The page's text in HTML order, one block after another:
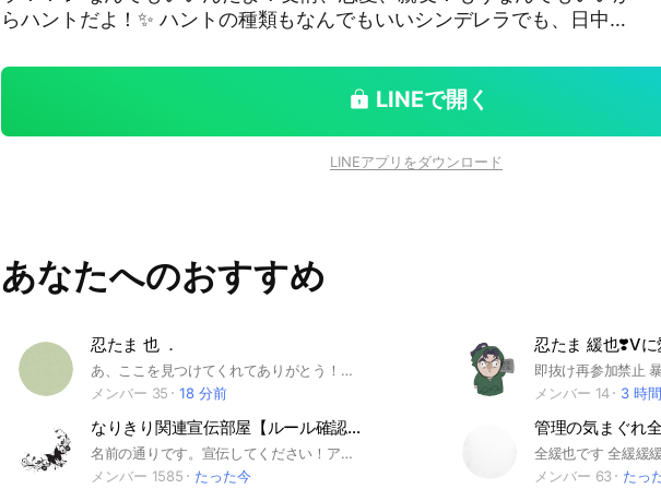
らハントだよ！✨️ ハントの種類もなんでもいいシンデレラでも、日中に
望からできたオプとなっております。🙇‍♀️ 🙆‍♀️ 同顔 ハント 絵文字 画像 🙅‍♀️
LINEで開く
LINEアプリをダウンロード
あなたへのおすすめ
忍たま 也 ．
あ、ここを見つけてくれてありがとう！！ 此処は忍たま乱太郎なりきりオプです！ 映画の 忍たま乱太郎最強の軍師 ノ伽羅有り！ まだ映画見てない方はネタバレになるかも、、、？？ まぁ楽しんでネ！！ 最近は毎日王様ゲームをしてるヨ！ 軽くルール説明をすると無言、即抜け‪× 折キャラ、掛け持ち3役まで○ 後はルール説明を読んでね！ 需要キャラ⤵︎ ︎ 、一年生伽羅 、四年生伽羅 、兵庫水軍 埋まっているキャラ⤵︎ ︎ （ 3／7記入 ） 、摂津 の きり丸 、鶴町 伏木蔵 、浦風 藤内 、綾部 喜八郎 、齋藤 タカ丸 、浜 守一郎 、 、尾浜 勘右衛門 、不破 雷蔵 、鉢屋 三郎 . 、潮江 文次郎 （ 副 ） 、立花 仙蔵 （ 管 ） 、七松 小平太 、中在家 長次 、食満 留三郎 、善法寺 伊作 、流石 王子 、西園寺 光雲 、ヘムヘム 、戸部 新左ヱ門 、土井 半助 （ 管 ） 、 、山田 利吉 、雑渡 昆奈門 、高坂陣内左衛門 #忍たま #RKRN #rkrn #なりきり
メンバー 35
18 分前
忍たま 緩也❣️V
メンバー 14 3 時
なりきり関連宣伝部屋【ルール確認必須】
名前の通りです。宣伝してください！アニメキャラなりきりも宣伝可能です！ ノートでタグ検索をしてより宣伝をスムーズにしましょう！ 詳しくはノートをご覧ください！ 折 也 なりきり オリキャラ アニメキャラ 宣伝 版権
メンバー 1585
たった今
管理の気まぐれ
メンバー 63 たっ